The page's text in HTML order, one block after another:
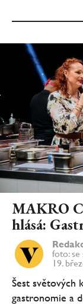
MAKRO
hlásá:
foto:
19.
Šest světových
gastronomie a